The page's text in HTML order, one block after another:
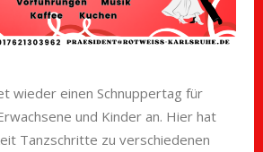
wieder einen Schnuppertag für
und Kinder an. Hier hat
Tanzschritte zu verschiedenen